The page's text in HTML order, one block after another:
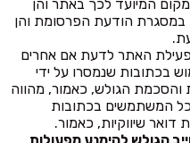
המיועד לכך באתר והן
במסגרת הודעת הפרסומת והן
האתר לדעת אם אחרים
בכתובות שנמסרו על ידי
והסכמת הגולש, כאמור, מהווה
המשתמשים בכתובות
שיווקיות, כאמור.